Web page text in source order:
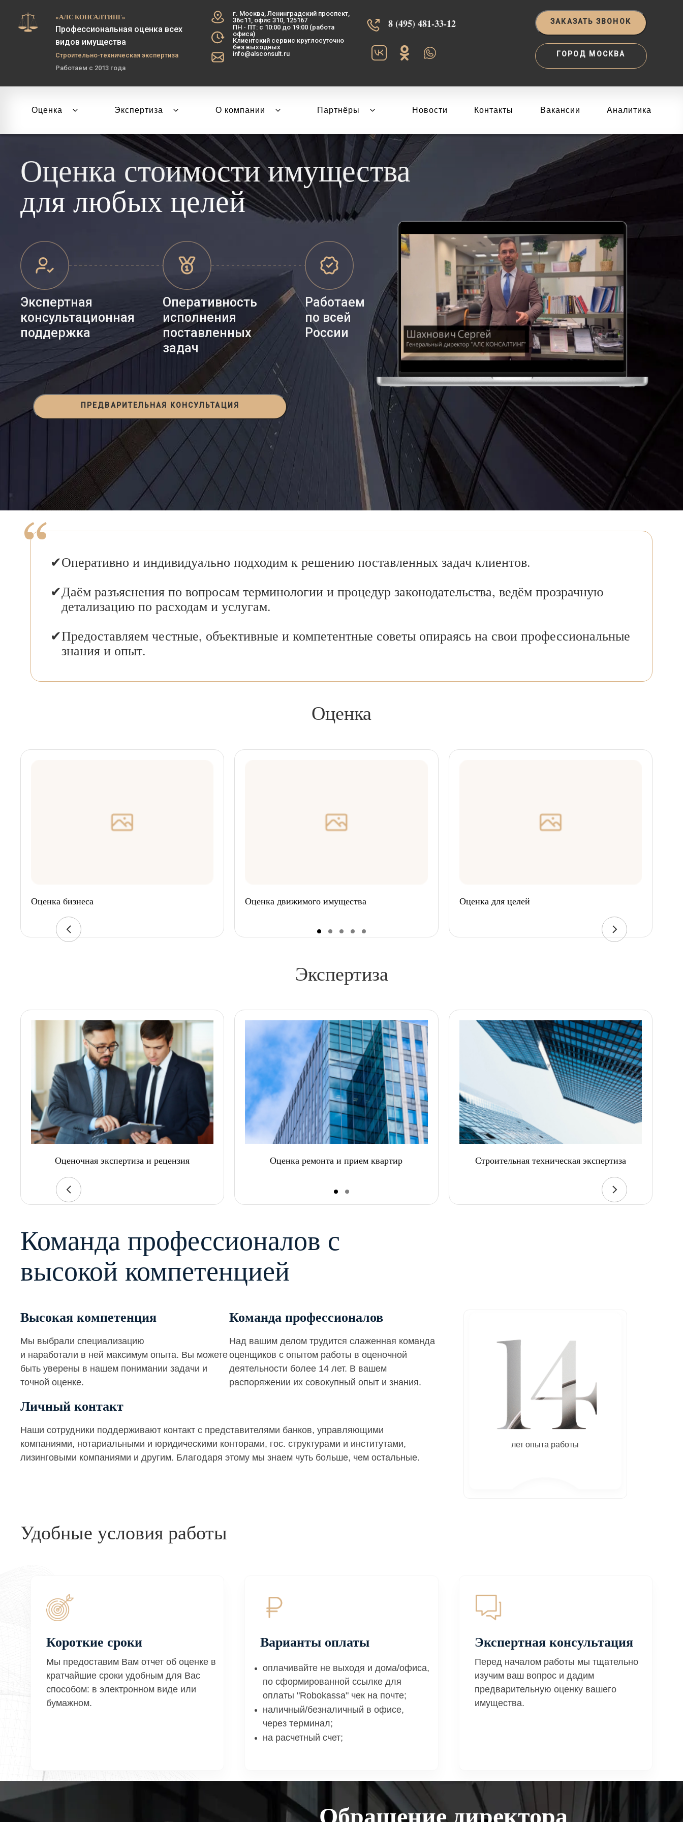
«АЛС КОНСАЛТИНГ»
Профессиональная оценка всех
видов имущества
Строительно-техническая экспертиза
Работаем с 2013 года
г. Москва, Ленинградский проспект,
36с11, офис 310, 125167
ПН - ПТ: с 10:00 до 19:00 (работа
офиса)
Клиентский сервис круглосуточно
без выходных
info@alsconsult.ru
8 (495) 481-33-12‬‬ ЗАКАЗАТЬ ЗВОНОК
ГОРОД МОСКВА
Оценка Экспертиза О компании Партнёры Новости Контакты Вакансии Аналитика
Оценка стоимости имущества
для любых целей
Экспертная
консультационная
поддержка
Оперативность
исполнения
поставленных
задач
Работаем
по всей
России
ПРЕДВАРИТЕЛЬНАЯ КОНСУЛЬТАЦИЯ
Оперативно и индивидуально подходим к решению поставленных задач клиентов.
Даём разъяснения по вопросам терминологии и процедур законодательства, ведём прозрачную
детализацию по расходам и услугам.
Предоставляем честные, объективные и компетентные советы опираясь на свои профессиональные
знания и опыт.
Оценка
Оценка бизнеса Оценка движимого имущества Оценка для целей
Экспертиза
Оценочная экспертиза и рецензия Оценка ремонта и прием квартир Строительная техническая экспертиза
Команда профессионалов с
высокой компетенцией
Высокая компетенция
Мы выбрали специализацию
и наработали в ней максимум опыта. Вы можете
быть уверены в нашем понимании задачи и
точной оценке.
Команда профессионалов
Над вашим делом трудится слаженная команда
оценщиков с опытом работы в оценочной
деятельности более 14 лет. В вашем
распоряжении их совокупный опыт и знания.
Личный контакт
Наши сотрудники поддерживают контакт с представителями банков, управляющими
компаниями, нотариальными и юридическими конторами, гос. структурами и институтами,
лизинговыми компаниями и другим. Благодаря этому мы знаем чуть больше, чем остальные.
лет опыта работы
Удобные условия работы
Короткие сроки
Мы предоставим Вам отчет об оценке в
кратчайшие сроки удобным для Вас
способом: в электронном виде или
бумажном.
Варианты оплаты
оплачивайте не выходя и дома/офиса,
по сформированной ссылке для
оплаты "Robokassa" чек на почте;
наличный/безналичный в офисе,
через терминал;
на расчетный счет;
Экспертная консультация
Перед началом работы мы тщательно
изучим ваш вопрос и дадим
предварительную оценку вашего
имущества.
Обращение директора